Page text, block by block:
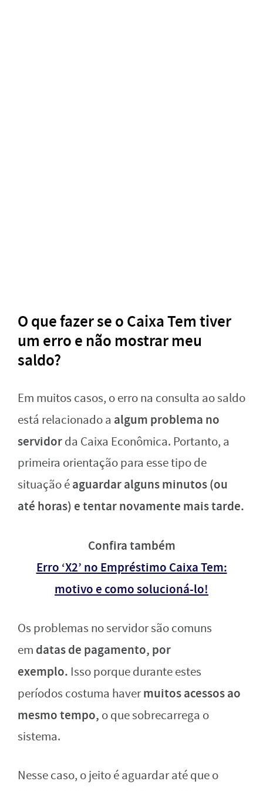
O que fazer se o Caixa Tem tiver
um erro e não mostrar meu
saldo?
Em muitos casos, o erro na consulta ao saldo
está relacionado a algum problema no
servidorda Caixa Econômica. Portanto, a
primeira orientação para esse tipo de
situação éaguardar alguns minutos (ou
até horas) e tentar novamente mais tarde.
Confira também
Erro ‘X2’ no Empréstimo Caixa Tem:
motivo e como solucioná-lo!
Os problemas no servidor são comuns
em datas de pagamento, por
exemplo. Isso porque durante estes
períodos costuma havermuitos acessos ao
mesmo tempo, o que sobrecarrega o
sistema.
Nesse caso, o jeito é aguardar até que o